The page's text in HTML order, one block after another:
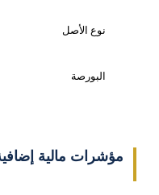
نوع الأصل
البورصة
مؤشرات مالية